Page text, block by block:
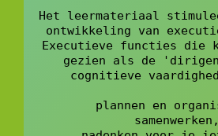
Het leermateriaal
ontwikkeling van
Executieve functies die
gezien als de
cognitieve
plannen en
samenwerken,